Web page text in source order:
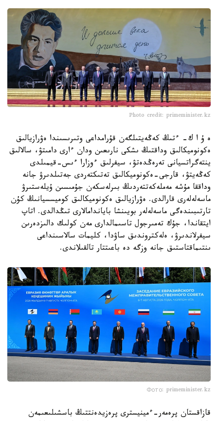
Photo credit: primeminister.kz
ە ۇ ا ك- ءتىڭ كەڭەيتىلگەن قۇرامداعى وتىرىسىندا ەۋرازيالىق
ەكونوميكالىق وداقتىڭ ىشكى نارىعىن ودان ءارى دامىتۋ، سالالىق
ينتەگراتسيانى تەرەڭدەتۋ، سيفرلىق ءوزارا ءىس-قيمىلدى
كەڭەيتۋ، قارجى-ەكونوميكالىق تەتىكتەردى جەتىلدىرۋ جانە
وداققا مۇشە مەملەكەتتەردىڭ بىرلەسكەن جۇمىسىن ۇيلەستىرۋ
ماسەلەلەرى قارالدى. ەۋرازيالىق ەكونوميكالىق كوميسسيانىڭ كۇن
تارتىبىندەگى ماسەلەلەر بويىنشا باياندامالارى تىڭدالدى. اتاپ
ايتقاندا، جۇك تەمىرجول تاسىمالدارى مەن كولىك دالىزدەرىن
سيفرلاندىرۋ، ەلەكتروندىق ساۋدا، كليمات سالاسىنداعى
ىنتىماقتاستىق جانە وزگە دە باعىتتار تالقىلاندى.
Фото: primeminister.kz
قازاقستان پرەمەر-ءمينيسترى پرەزيدەنتتىڭ باسشىلىعىمەن